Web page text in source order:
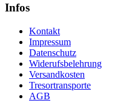
Infos
Kontakt
Impressum
Datenschutz
Widerufsbelehrung
Versandkosten
Tresortransporte
AGB